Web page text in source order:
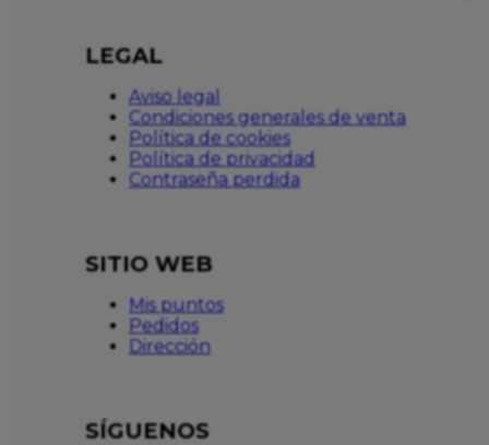
LEGAL
Aviso legal
Condiciones generales de venta
Política de cookies
Política de privacidad
Contraseña perdida
SITIO WEB
Mis puntos
Pedidos
Dirección
SÍGUENOS